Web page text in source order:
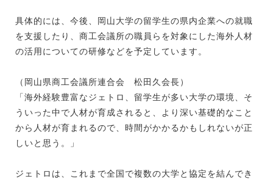
具体的には、今後、岡山大学の留学生の県内企業への就職
を支援したり、商工会議所の職員らを対象にした海外人材
の活用についての研修などを予定しています。
（岡山県商工会議所連合会 松田久会長）
「海外経験豊富なジェトロ、留学生が多い大学の環境、そ
ういった中で人材が育成されると、より深い基礎的なこと
から人材が育まれるので、時間がかかるかもしれないが正
しいと思う。」
ジェトロは、これまで全国で複数の大学と協定を結んでき